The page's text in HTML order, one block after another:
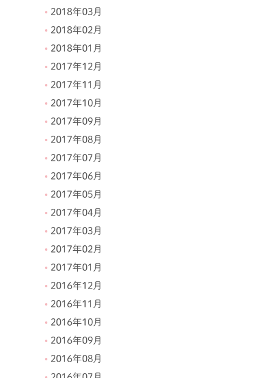
2018年03月
2018年02月
2018年01月
2017年12月
2017年11月
2017年10月
2017年09月
2017年08月
2017年07月
2017年06月
2017年05月
2017年04月
2017年03月
2017年02月
2017年01月
2016年12月
2016年11月
2016年10月
2016年09月
2016年08月